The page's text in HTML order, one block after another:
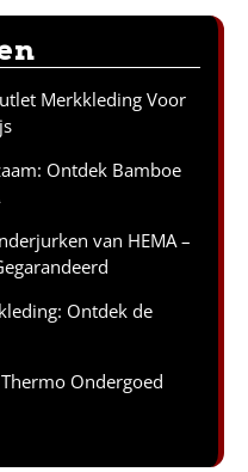
Merkkleding Voor
Ontdek Bamboe
van HEMA –
Ontdek de
Ondergoed